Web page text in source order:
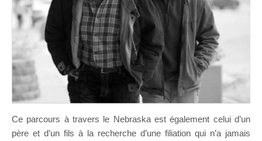
Ce parcours à travers le Nebraska est également celui d’un
père et d’un fils à la recherche d’une filiation qui n’a jamais